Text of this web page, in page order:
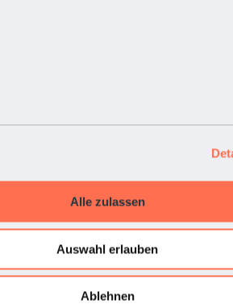
Alle zulassen
Auswahl erlauben
Ablehnen